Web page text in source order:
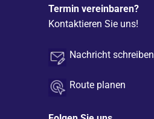
Termin vereinbaren?
Kontaktieren Sie uns!
Nachricht schreiben
Route planen